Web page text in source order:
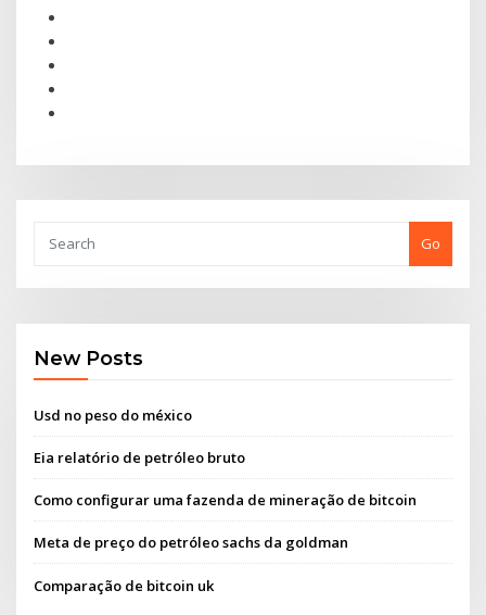
Go
New Posts
Usd no peso do méxico
Eia relatório de petróleo bruto
Como configurar uma fazenda de mineração de bitcoin
Meta de preço do petróleo sachs da goldman
Comparação de bitcoin uk